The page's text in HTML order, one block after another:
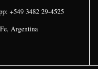
+549 3482 29-4525
Argentina